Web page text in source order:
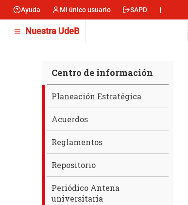
contenido
principal
Menu
Ayuda Mi único usuario SAPD
Nuestra UdeB
Centro de información
Centro
de
información
Planeación Estratégica
Acuerdos
Reglamentos
Repositorio
Periódico Antena
universitaria